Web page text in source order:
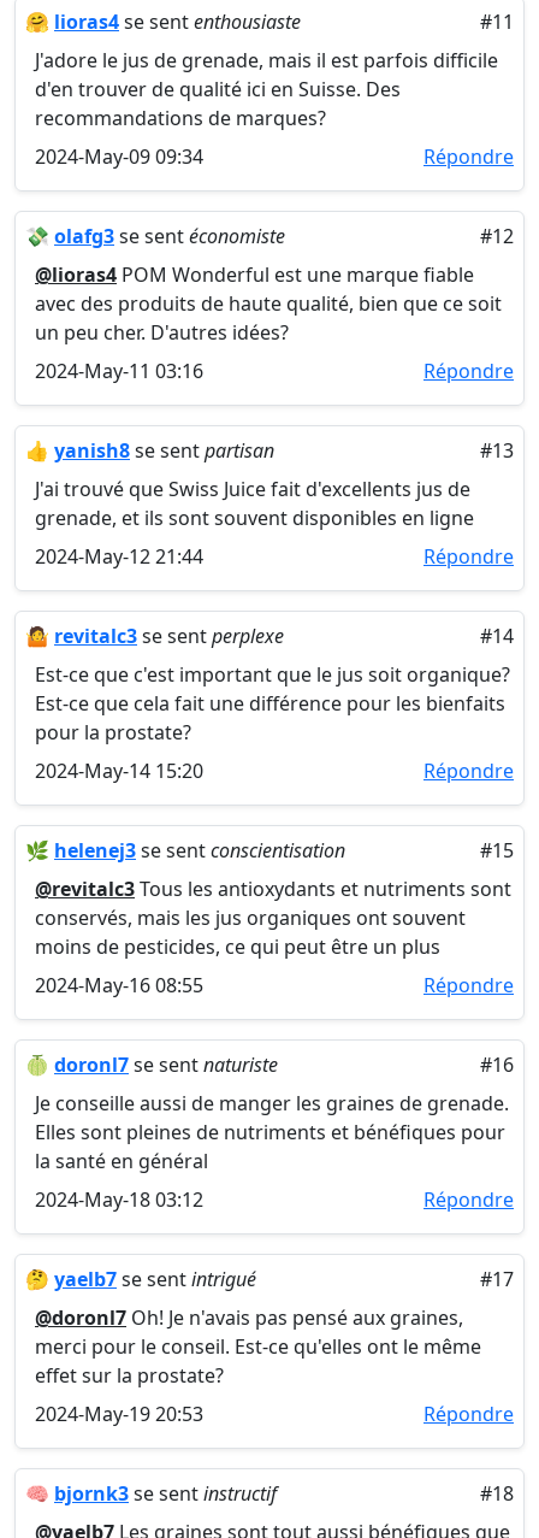
🤗 lioras4se sententhousiaste
#11
J'adore le jus de grenade, mais il est parfois difficile
d'en trouver de qualité ici en Suisse. Des
recommandations de marques?
2024-May-09 09:34
Répondre
💸 olafg3se sentéconomiste
#12
@lioras4 POM Wonderful est une marque fiable
avec des produits de haute qualité, bien que ce soit
un peu cher. D'autres idées?
2024-May-11 03:16
Répondre
👍 yanish8se sentpartisan
#13
J'ai trouvé que Swiss Juice fait d'excellents jus de
grenade, et ils sont souvent disponibles en ligne
2024-May-12 21:44
Répondre
🤷 revitalc3se sentperplexe
#14
Est-ce que c'est important que le jus soit organique?
Est-ce que cela fait une différence pour les bienfaits
pour la prostate?
2024-May-14 15:20
Répondre
🌿 helenej3se sentconscientisation
#15
@revitalc3Tous les antioxydants et nutriments sont
conservés, mais les jus organiques ont souvent
moins de pesticides, ce qui peut être un plus
2024-May-16 08:55
Répondre
🍈 doronl7se sentnaturiste
#16
Je conseille aussi de manger les graines de grenade.
Elles sont pleines de nutriments et bénéfiques pour
la santé en général
2024-May-18 03:12
Répondre
🤔 yaelb7se sentintrigué
#17
@doronl7 Oh! Je n'avais pas pensé aux graines,
merci pour le conseil. Est-ce qu'elles ont le même
effet sur la prostate?
2024-May-19 20:53
Répondre
🧠 bjornk3se sentinstructif
#18
@yaelb7 Les graines sont tout aussi bénéfiques que